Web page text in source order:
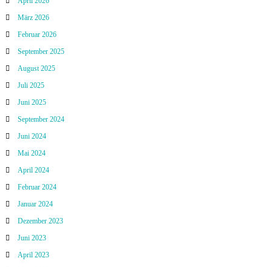
März 2026
Februar 2026
September 2025
August 2025
Juli 2025
Juni 2025
September 2024
Juni 2024
Mai 2024
April 2024
Februar 2024
Januar 2024
Dezember 2023
Juni 2023
April 2023